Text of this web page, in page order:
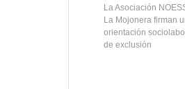
La Asociación
La Mojonera firman
orientación
de exclusión